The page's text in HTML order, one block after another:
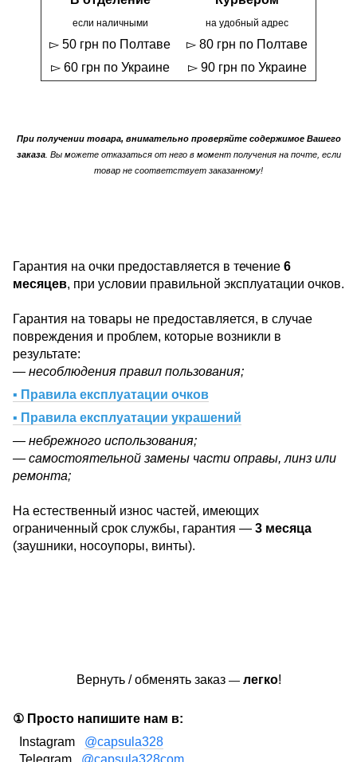
если наличными
▻ 50 грн по Полтаве
▻ 60 грн по Украине
на удобный адрес
▻ 80 грн по Полтаве
▻ 90 грн по Украине
При получении товара, внимательно проверяйте содержимое Вашего
заказа. Вы можете отказаться от него в момент получения на почте, если
товар не соответствует заказанному!
Гарантия на очки предоставляется в течение 6
месяцев, при условии правильной эксплуатации очков.
Гарантия на товары не предоставляется, в случае
повреждения и проблем, которые возникли в
результате:
— несоблюдения правил пользования;
▪ Правила експлуатации очков
▪ Правила експлуатации украшений
— небрежного использования;
— самостоятельной замены части оправы, линз или
ремонта;
На естественный износ частей, имеющих
ограниченный срок службы, гарантия — 3 месяца
(заушники, носоупоры, винты).
Вернуть / обменять заказ — легко!
① Просто напишите нам в:
Instagram @capsula328
Telegram @capsula328com